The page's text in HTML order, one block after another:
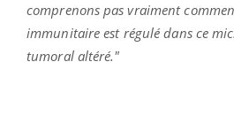
comprenons pas vraiment
immunitaire est régulé dans ce
tumoral altéré."